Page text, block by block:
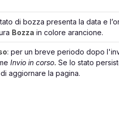
di bozza presenta la data e
Bozza in colore arancione.
: per un breve periodo dopo
Invio in corso. Se lo stato
aggiornare la pagina.